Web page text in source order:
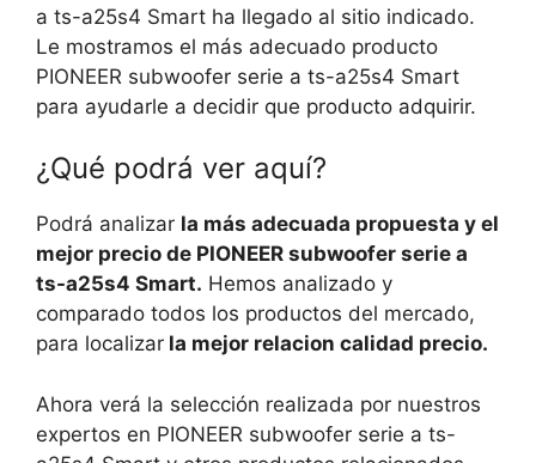
a ts-a25s4 Smart ha llegado al sitio indicado.
Le mostramos el más adecuado producto
PIONEER subwoofer serie a ts-a25s4 Smart
para ayudarle a decidir que producto adquirir.
¿Qué podrá ver aquí?
Podrá analizar la más adecuada propuesta y el
mejor precio de PIONEER subwoofer serie a
ts-a25s4 Smart. Hemos analizado y
comparado todos los productos del mercado,
para localizar la mejor relacion calidad precio.
Ahora verá la selección realizada por nuestros
expertos en PIONEER subwoofer serie a ts-